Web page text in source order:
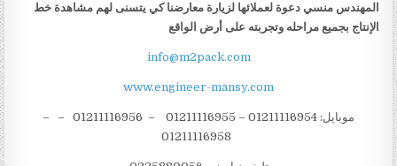
المهندس منسي دعوة لعملائها لزيارة معارضنا كي يتسنى لهم مشاهدة خط
الإنتاج بجميع مراحله وتجربته على أرض الواقع
info@m2pack.com
www.engineer-mansy.com
موبايل: 01211116954 – 01211116955 – 01211116956 – –